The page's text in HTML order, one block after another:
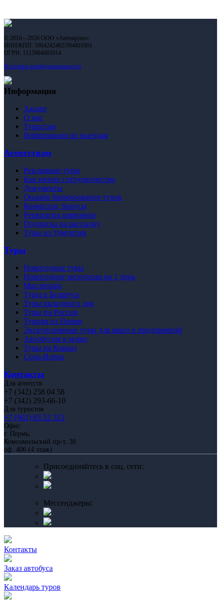
© 2010—2026 ООО «Автокруиз».
ИНН/КПП: 5904242482/594801001
ОГРН: 1115904001014
Политика конфиденциальности
Информация
Акции
О нас
Туристам
Информация по выездам
Агентствам
Рекламные туры
Как начать сотрудничество
Документы
Онлайн бронирование туров
Комиссии, бонусы
Реквизиты компании
Подписка на рассылку
Туры из Удмуртии
Туры
Новогодние туры
Новогодние экскурсии на 1 день
Масленица
Туры в Беларусь
Туры выходного дня
Туры по России
Турция из Перми
Экскурсионные туры для школ и предприятий
Автобусом к морю
Туры на Кавказ
Соль-Илецк
Контакты
Для агентств
+7 (342) 258 04 58
+7 (342) 293-66-10
Для туристов
+7 (902) 83 52 353
Офис
г. Пермь,
Комсомольский пр-т, 38
оф. 406 (4 этаж)
Присоединяйтесь в соц. сети:
Мессенджеры:
Контакты
Заказ автобуса
Календарь туров